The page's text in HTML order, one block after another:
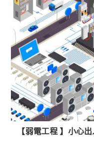
【弱電工程 】小心